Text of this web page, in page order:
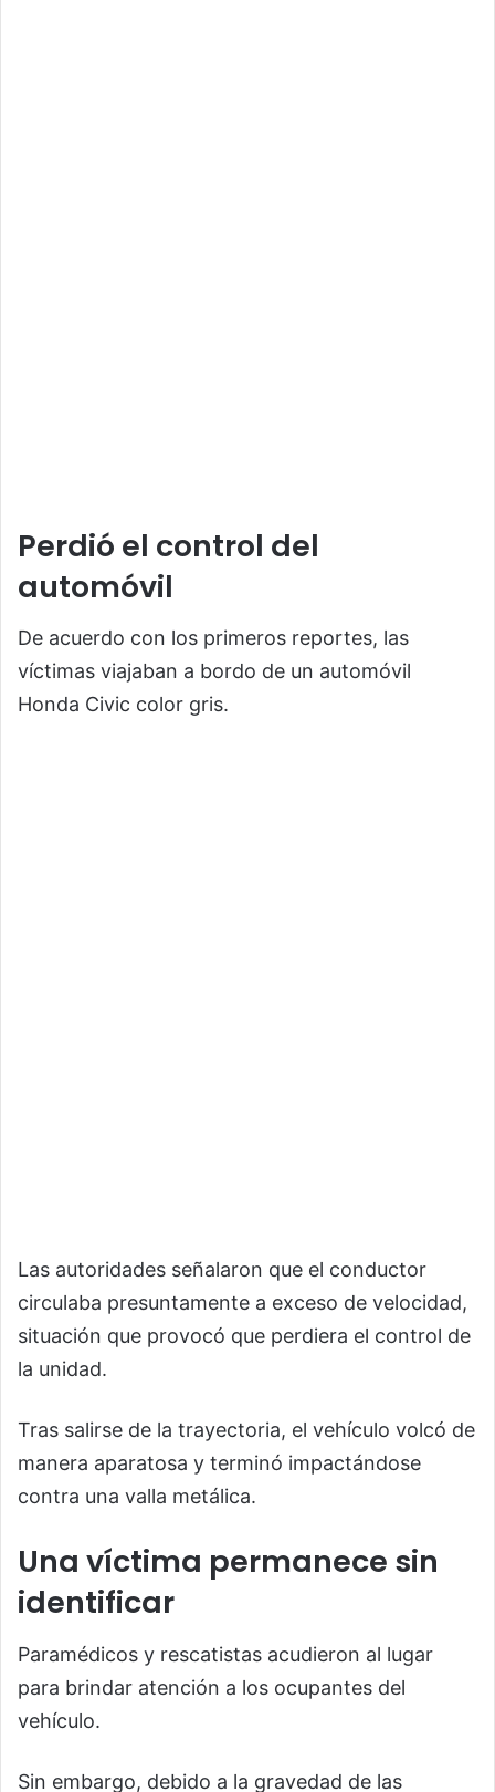
Perdió el control del
automóvil
De acuerdo con los primeros reportes, las
víctimas viajaban a bordo de un automóvil
Honda Civic color gris.
Las autoridades señalaron que el conductor
circulaba presuntamente a exceso de velocidad,
situación que provocó que perdiera el control de
la unidad.
Tras salirse de la trayectoria, el vehículo volcó de
manera aparatosa y terminó impactándose
contra una valla metálica.
Una víctima permanece sin
identificar
Paramédicos y rescatistas acudieron al lugar
para brindar atención a los ocupantes del
vehículo.
Sin embargo, debido a la gravedad de las